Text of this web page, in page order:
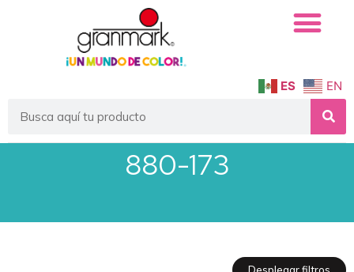
ES EN
880-173
Desplegar filtros